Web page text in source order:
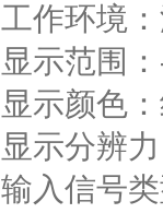
工作环境
显示范围：
显示颜色
显示分辨
输入信号